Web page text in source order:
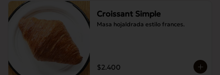
Croissant Simple
Masa hojaldrada estilo frances.
$2.400